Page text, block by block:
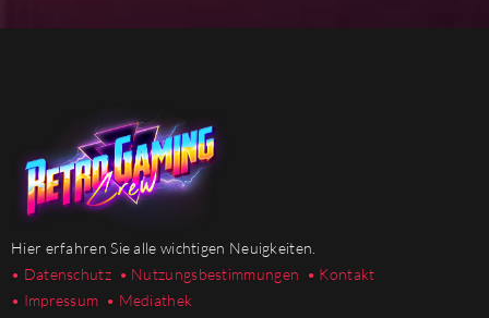
Hier erfahren Sie alle wichtigen Neuigkeiten.
• Datenschutz • Nutzungsbestimmungen • Kontakt
• Impressum • Mediathek